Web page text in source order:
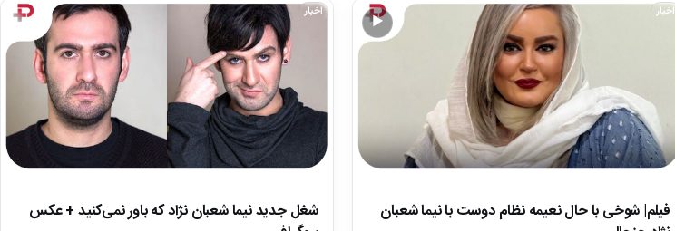
▶
اخبار
فیلم| شوخی با حال نعیمه نظام دوست با نیما شعبان
اخبار
شغل جدید نیما شعبان نژاد که باور نمی‌کنید + عکس